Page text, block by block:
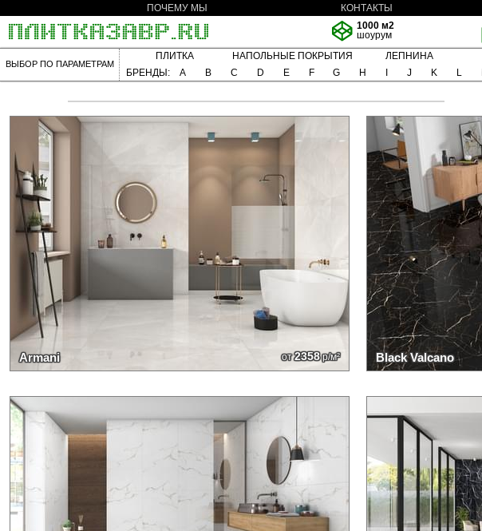
ПОЧЕМУ МЫ КОНТАКТЫ
1000 м2
шоурум
ВЫБОР ПО ПАРАМЕТРАМ
ПЛИТКА НАПОЛЬНЫЕ ПОКРЫТИЯ ЛЕПНИНА
БРЕНДЫ:
A B C D E F G H J K L
Armani от2358р/м² Black Valcano